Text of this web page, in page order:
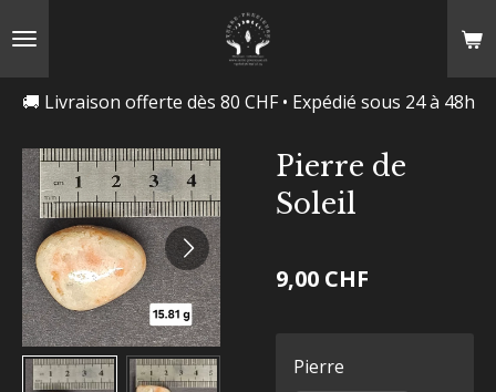
🚚 Livraison offerte dès 80 CHF • Expédié sous 24 à 48h
Pierre de
Soleil
9,00 CHF
Pierre